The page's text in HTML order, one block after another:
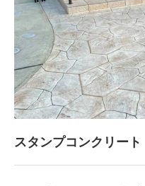
スタンプコンクリート